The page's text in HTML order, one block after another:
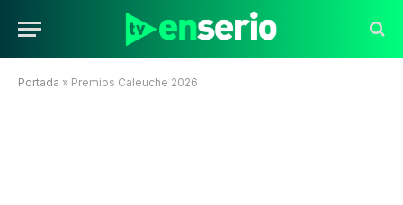
Portada » Premios Caleuche 2026